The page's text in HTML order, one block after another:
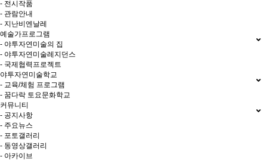
- 전시작품
- 관람안내
- 지난비엔날레
예술가프로그램
- 야투자연미술의 집
- 야투자연미술레지던스
- 국제협력프로젝트
야투자연미술학교
- 교육/체험 프로그램
- 꿈다락 토요문화학교
커뮤니티
- 공지사항
- 주요뉴스
- 포토갤러리
- 동영상갤러리
- 아카이브